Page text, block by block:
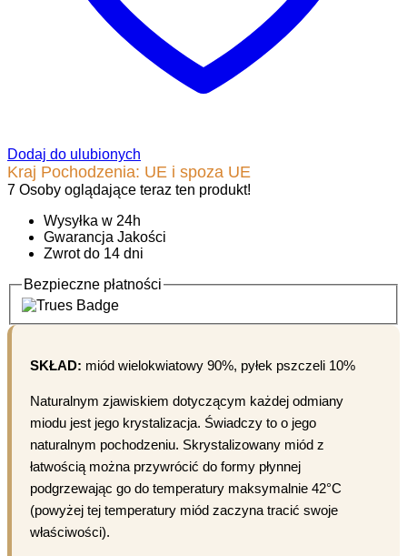
Dodaj do ulubionych
Kraj Pochodzenia: UE i spoza UE
7 Osoby oglądające teraz ten produkt!
Wysyłka w 24h
Gwarancja Jakości
Zwrot do 14 dni
Bezpieczne płatności
SKŁAD: miód wielokwiatowy 90%, pyłek pszczeli 10%
Naturalnym zjawiskiem dotyczącym każdej odmiany
miodu jest jego krystalizacja. Świadczy to o jego
naturalnym pochodzeniu. Skrystalizowany miód z
łatwością można przywrócić do formy płynnej
podgrzewając go do temperatury maksymalnie 42°C
(powyżej tej temperatury miód zaczyna tracić swoje
właściwości).